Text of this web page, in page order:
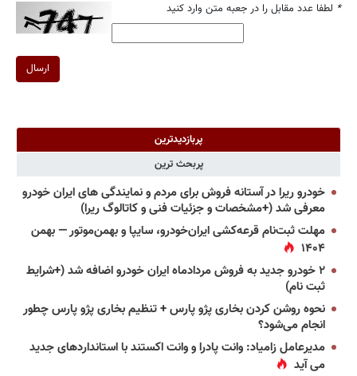
* لطفا عدد مقابل را در جعبه متن وارد کنید
ارسال
پربازدیدترین
پربحث ترین
خودرو ریرا در آستانه فروش برای مردم و نمایندگی های ایران خودرو
معرفی شد (+مشخصات و جزئیات فنی و کاتالوگ ریرا)
مهلت ثبت‌نام قرعه‌کشی ایران‌خودرو، سایپا و بهمن‌موتور — بهمن
۱۴۰۴
۲ خودرو جدید به فروش مردادماه ایران خودرو اضافه شد (+شرایط
ثبت نام)
نحوه روشن کردن بخاری پژو پارس + تنظیم بخاری پژو پارس چطور
انجام می‌شود؟
مدیرعامل زامیاد: وانت پادرا و وانت اکستند با استانداردهای جدید
می آید